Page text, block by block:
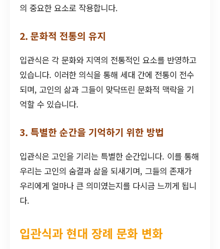
의 중요한 요소로 작용합니다.
2. 문화적 전통의 유지
입관식은 각 문화와 지역의 전통적인 요소를 반영하고
있습니다. 이러한 의식을 통해 세대 간에 전통이 전수
되며, 고인의 삶과 그들이 맞닥뜨린 문화적 맥락을 기
억할 수 있습니다.
3. 특별한 순간을 기억하기 위한 방법
입관식은 고인을 기리는 특별한 순간입니다. 이를 통해
우리는 고인의 숨결과 삶을 되새기며, 그들의 존재가
우리에게 얼마나 큰 의미였는지를 다시금 느끼게 됩니
다.
입관식과 현대 장례 문화 변화